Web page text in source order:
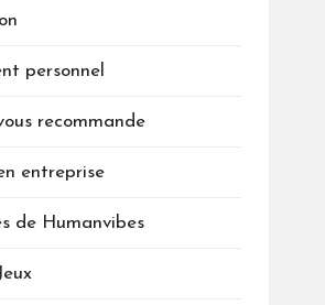
personnel
recommande
entreprise
de Humanvibes